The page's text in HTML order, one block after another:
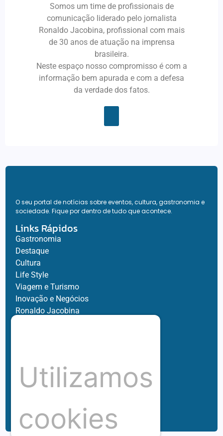
Somos um time de profissionais de
comunicação liderado pelo jornalista
Ronaldo Jacobina, profissional com mais
de 30 anos de atuação na imprensa
brasileira.
Neste espaço nosso compromisso é com a
informação bem apurada e com a defesa
da verdade dos fatos.
O seu portal de notícias sobre eventos, cultura, gastronomia e
sociedade. Fique por dentro de tudo que acontece.
Links Rápidos
Gastronomia
Destaque
Cultura
Life Style
Viagem e Turismo
Inovação e Negócios
Ronaldo Jacobina
Hubnexxo
Tidelli
Redes
Utilizamos
cookies